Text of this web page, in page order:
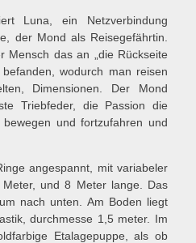
Luna, ein Netzverbindung
der Mond als Reisegefährtin.
Mensch das an „die Rückseite
wodurch man reisen
Dimensionen. Der Mond
Triebfeder, die Passion die
und fortzufahren und
angespannt, mit variabeler
und 8 Meter lange. Das
nach unten. Am Boden liegt
durchmesse 1,5 meter. Im
Etalagepuppe, als ob